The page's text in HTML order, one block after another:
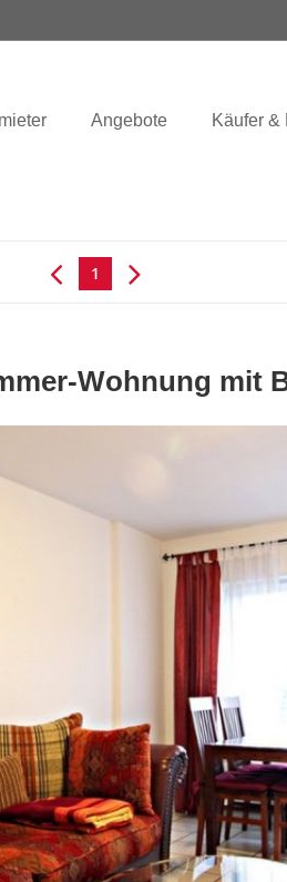
Angebote Käufer &
1
Wohnung mit